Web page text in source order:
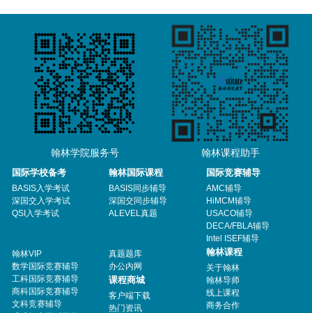
翰林学院服务号 翰林课程助手
国际学校备考
BASIS入学考试
深国交入学考试
QSI入学考试
翰林国际课程
BASIS同步辅导
深国交同步辅导
ALEVEL真题
国际竞赛辅导
AMC辅导
HiMCM辅导
USACO辅导
DECA/FBLA辅导
Intel ISEF辅导
翰林VIP
数学国际竞赛辅导
工科国际竞赛辅导
商科国际竞赛辅导
文科竞赛辅导
真题题库
办公内网
课程商城
客户端下载
热门资讯
翰林课程
关于翰林
翰林导师
线上课程
商务合作